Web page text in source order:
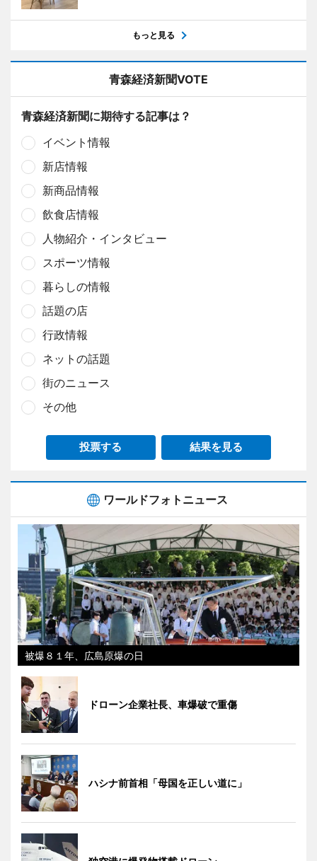
もっと見る
青森経済新聞VOTE
青森経済新聞に期待する記事は？
イベント情報
新店情報
新商品情報
飲食店情報
人物紹介・インタビュー
スポーツ情報
暮らしの情報
話題の店
行政情報
ネットの話題
街のニュース
その他
投票する 結果を見る
ワールドフォトニュース
被爆８１年、広島原爆の日
ドローン企業社長、車爆破で重傷
ハシナ前首相「母国を正しい道に」